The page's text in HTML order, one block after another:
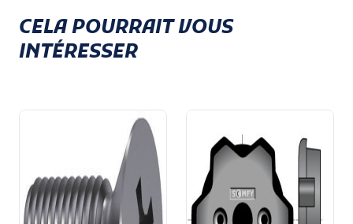
CELA POURRAIT VOUS
INTÉRESSER